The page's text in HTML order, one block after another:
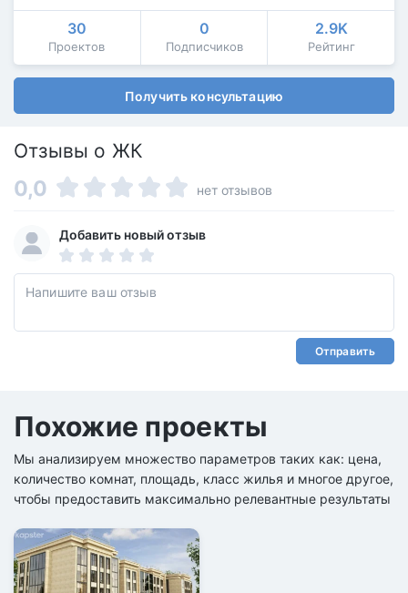
30
Проектов
0
Подписчиков
2.9K
Рейтинг
Получить консультацию
Отзывы о ЖК
0,0 нет отзывов
Добавить новый отзыв
Отправить
Похожие проекты
Мы анализируем множество параметров таких как: цена,
количество комнат, площадь, класс жилья и многое другое,
чтобы предоставить максимально релевантные результаты